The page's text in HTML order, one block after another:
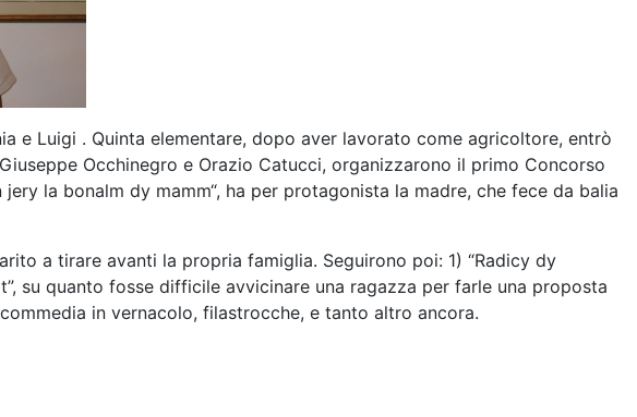
e Luigi . Quinta elementare, dopo aver lavorato come agricoltore, entrò
Occhinegro e Orazio Catucci, organizzarono il primo Concorso
la bonalm dy mamm“, ha per protagonista la madre, che fece da balia
a tirare avanti la propria famiglia. Seguirono poi: 1) “Radicy dy
su quanto fosse difficile avvicinare una ragazza per farle una proposta
in vernacolo, filastrocche, e tanto altro ancora.